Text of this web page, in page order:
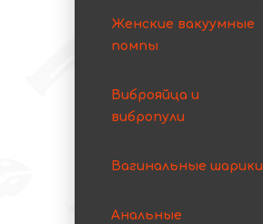
Женские вакуумные
помпы
Виброяйца и
вибропули
Вагинальные шарики
Анальные